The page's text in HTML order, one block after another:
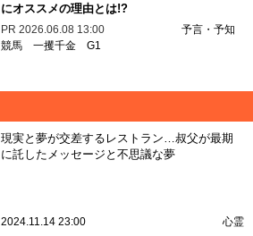
にオススメの理由とは!?
PR 2026.06.08 13:00
予言・予知
競馬 一攫千金 G1
現実と夢が交差するレストラン…叔父が最期
に託したメッセージと不思議な夢
2024.11.14 23:00 心霊